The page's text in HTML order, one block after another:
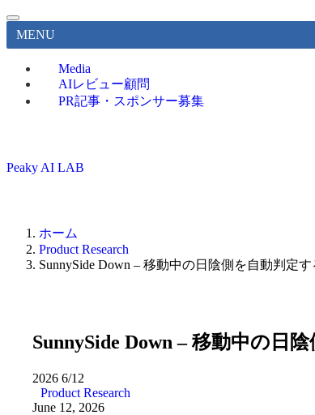
MENU
Media
AIレビュー顧問
PR記事・スポンサー募集
Peaky AI LAB
ホーム
Product Research
SunnySide Down – 移動中の日陰側を自動判定
SunnySide Down – 移動中の日
2026 6/12
Product Research
June 12, 2026